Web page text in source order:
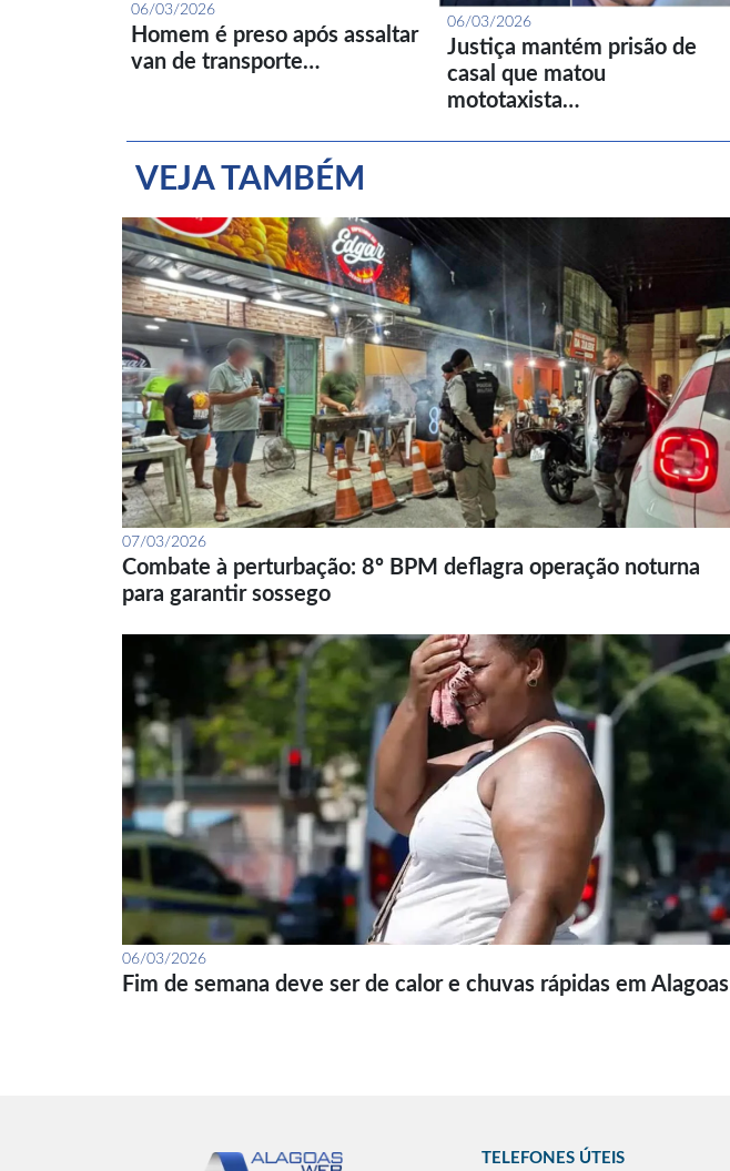
06/03/2026
Homem é preso após assaltar
van de transporte…
06/03/2026
Justiça mantém prisão de
casal que matou
mototaxista…
VEJA TAMBÉM
07/03/2026
Combate à perturbação: 8º BPM deflagra operação noturna
para garantir sossego
06/03/2026
Fim de semana deve ser de calor e chuvas rápidas em Alagoas
TELEFONES ÚTEIS